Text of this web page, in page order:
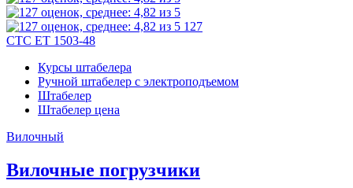
127
CTC ET 1503-48
Курсы штабелера
Ручной штабелер с электроподъемом
Штабелер
Штабелер цена
Вилочный
Вилочные погрузчики